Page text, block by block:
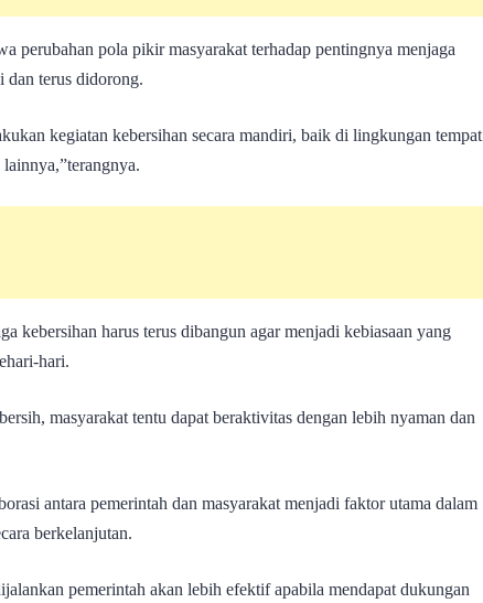
perubahan pola pikir masyarakat terhadap pentingnya menjaga
dan terus didorong.
kegiatan kebersihan secara mandiri, baik di lingkungan tempat
kebersihan harus terus dibangun agar menjadi kebiasaan yang
hari.
masyarakat tentu dapat beraktivitas dengan lebih nyaman dan
antara pemerintah dan masyarakat menjadi faktor utama dalam
berkelanjutan.
pemerintah akan lebih efektif apabila mendapat dukungan